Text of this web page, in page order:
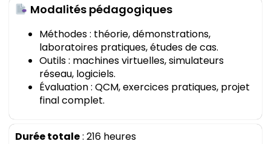
Modalités pédagogiques
Méthodes : théorie, démonstrations,
laboratoires pratiques, études de cas.
Outils : machines virtuelles, simulateurs
réseau, logiciels.
Évaluation : QCM, exercices pratiques, projet
final complet.
Durée totale: 216 heures